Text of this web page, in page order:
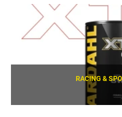
SCOPRI
RACING &